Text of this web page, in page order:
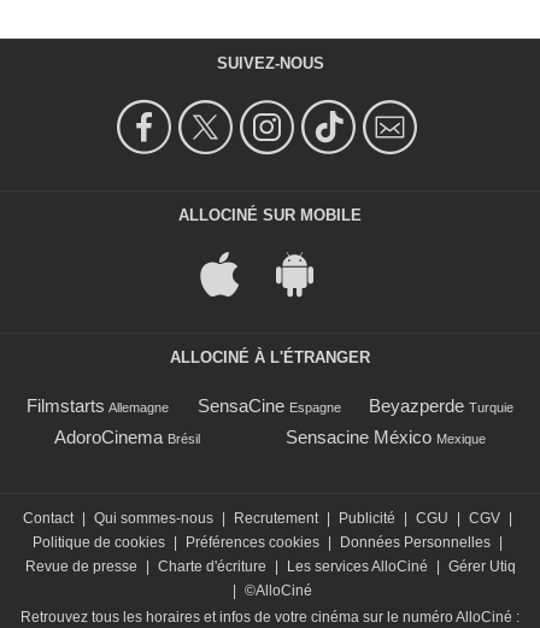
SUIVEZ-NOUS
ALLOCINÉ SUR MOBILE
ALLOCINÉ À L'ÉTRANGER
Filmstarts Allemagne SensaCine Espagne Beyazperde Turquie
AdoroCinema Brésil Sensacine México Mexique
Contact Qui sommes-nous Recrutement Publicité CGU CGV
Politique de cookies
Préférences cookies Données Personnelles
Revue de presse
Charte d'écriture Les services AlloCiné
Gérer Utiq
©AlloCiné
Retrouvez tous les horaires et infos de votre cinéma sur le numéro AlloCiné :